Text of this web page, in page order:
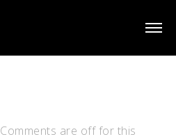
Comments are off for this